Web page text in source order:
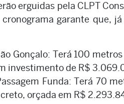
erguidas pela CLPT
cronograma garante que,
Gonçalo: Terá 100
investimento de R$
Funda: Terá 70
orçada em R$